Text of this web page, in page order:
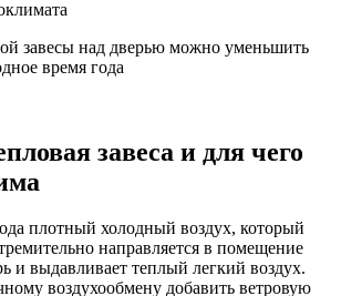
завесы над дверью можно уменьшить
время года
завеса и для чего
плотный холодный воздух, который
направляется в помещение
и выдавливает теплый легкий воздух.
воздухообмену добавить ветровую